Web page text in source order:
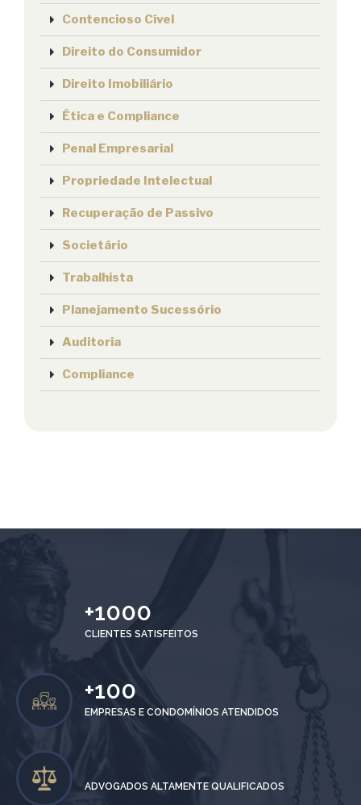
Contencioso Cível
Direito do Consumidor
Direito Imobiliário
Ética e Compliance
Penal Empresarial
Propriedade Intelectual
Recuperação de Passivo
Societário
Trabalhista
Planejamento Sucessório
Auditoria
Compliance
+1000
CLIENTES SATISFEITOS
+100
EMPRESAS E CONDOMÍNIOS ATENDIDOS
ADVOGADOS ALTAMENTE QUALIFICADOS